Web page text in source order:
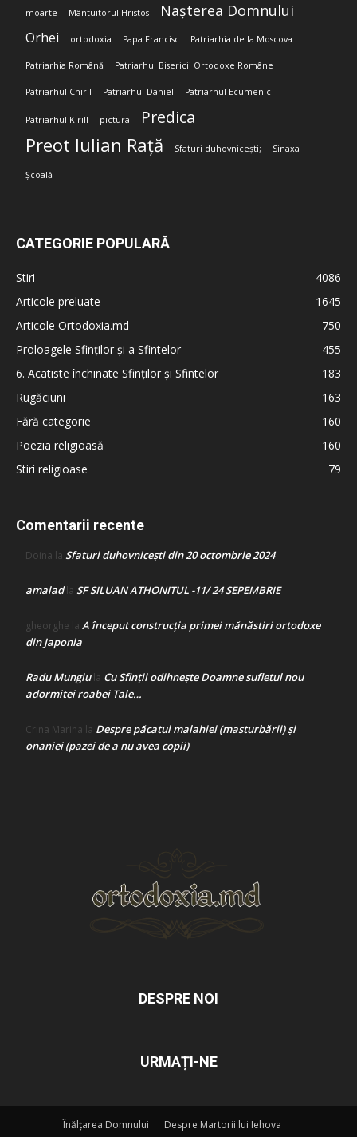
moarte Mântuitorul Hristos Nașterea Domnului
Orhei ortodoxia Papa Francisc Patriarhia de la Moscova
Patriarhia Română Patriarhul Bisericii Ortodoxe Române
Patriarhul Chiril Patriarhul Daniel Patriarhul Ecumenic
Patriarhul Kirill pictura Predica
Preot Iulian Rață Sfaturi duhovnicești; Sinaxa
Școală
CATEGORIE POPULARĂ
Stiri
4086
Articole preluate
1645
Articole Ortodoxia.md
750
Proloagele Sfinților și a Sfintelor
455
6. Acatiste închinate Sfinților și Sfintelor
183
Rugăciuni
163
Fără categorie
160
Poezia religioasă
160
Stiri religioase
79
Comentarii recente
Doina la Sfaturi duhovnicești din 20 octombrie 2024
amaladla SF SILUAN ATHONITUL -11/ 24 SEPEMBRIE
gheorghe la A început construcţia primei mănăstiri ortodoxe
din Japonia
Radu Mungiula Cu Sfinții odihnește Doamne sufletul nou
adormitei roabei Tale…
Crina Marina la Despre păcatul malahiei (masturbării) şi
onaniei (pazei de a nu avea copii)
DESPRE NOI
URMAȚI-NE
Înălțarea Domnului
Despre Martorii lui Iehova